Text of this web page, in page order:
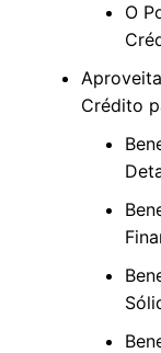
O
Crédito